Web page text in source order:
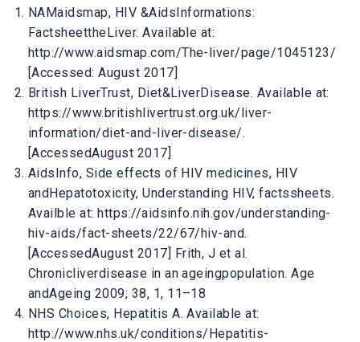
NAMaidsmap, HIV &AidsInformations:
FactsheettheLiver. Available at:
http://www.aidsmap.com/The-liver/page/1045123/
[Accessed: August 2017]
British LiverTrust, Diet&LiverDisease. Available at:
https://www.britishlivertrust.org.uk/liver-
information/diet-and-liver-disease/.
[AccessedAugust 2017]
AidsInfo, Side effects of HIV medicines, HIV
andHepatotoxicity, Understanding HIV, factssheets.
Availble at: https://aidsinfo.nih.gov/understanding-
hiv-aids/fact-sheets/22/67/hiv-and.
[AccessedAugust 2017] Frith, J et al.
Chronicliverdisease in an ageingpopulation. Age
andAgeing 2009; 38, 1, 11–18
NHS Choices, Hepatitis A. Available at:
http://www.nhs.uk/conditions/Hepatitis-